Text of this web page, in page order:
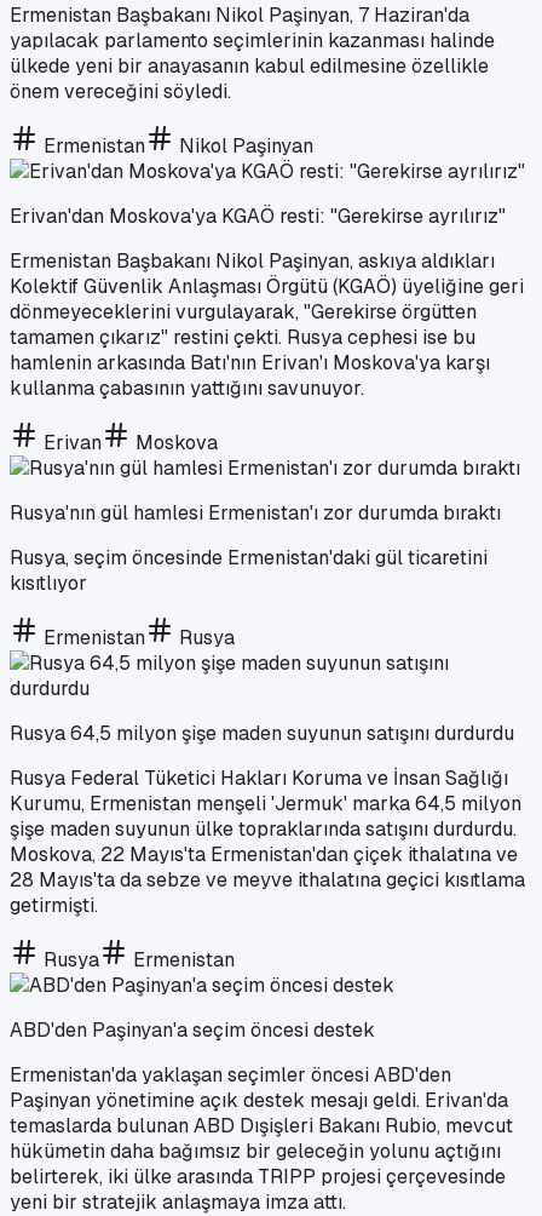
Ermenistan Başbakanı Nikol Paşinyan, 7 Haziran'da
yapılacak parlamento seçimlerinin kazanması halinde
ülkede yeni bir anayasanın kabul edilmesine özellikle
önem vereceğini söyledi.
Ermenistan Nikol Paşinyan
Erivan'dan Moskova'ya KGAÖ resti: "Gerekirse ayrılırız"
Ermenistan Başbakanı Nikol Paşinyan, askıya aldıkları
Kolektif Güvenlik Anlaşması Örgütü (KGAÖ) üyeliğine geri
dönmeyeceklerini vurgulayarak, "Gerekirse örgütten
tamamen çıkarız" restini çekti. Rusya cephesi ise bu
hamlenin arkasında Batı'nın Erivan'ı Moskova'ya karşı
kullanma çabasının yattığını savunuyor.
Erivan Moskova
Rusya'nın gül hamlesi Ermenistan'ı zor durumda bıraktı
Rusya, seçim öncesinde Ermenistan'daki gül ticaretini
kısıtlıyor
Ermenistan Rusya
Rusya 64,5 milyon şişe maden suyunun satışını durdurdu
Rusya Federal Tüketici Hakları Koruma ve İnsan Sağlığı
Kurumu, Ermenistan menşeli 'Jermuk' marka 64,5 milyon
şişe maden suyunun ülke topraklarında satışını durdurdu.
Moskova, 22 Mayıs'ta Ermenistan'dan çiçek ithalatına ve
28 Mayıs'ta da sebze ve meyve ithalatına geçici kısıtlama
getirmişti.
Rusya Ermenistan
ABD'den Paşinyan'a seçim öncesi destek
Ermenistan'da yaklaşan seçimler öncesi ABD'den
Paşinyan yönetimine açık destek mesajı geldi. Erivan'da
temaslarda bulunan ABD Dışişleri Bakanı Rubio, mevcut
hükümetin daha bağımsız bir geleceğin yolunu açtığını
belirterek, iki ülke arasında TRIPP projesi çerçevesinde
yeni bir stratejik anlaşmaya imza attı.